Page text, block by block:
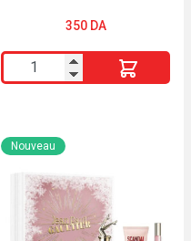
350 DA
quantité
de
Splash
SPRING
BREAK
120ml
Nouveau